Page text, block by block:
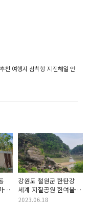
천 여행지 삼척항 지진해일 안
을
강원도 철원군 한탄강
세계 지질공원 한여울길
명소 고석정
2023.06.18